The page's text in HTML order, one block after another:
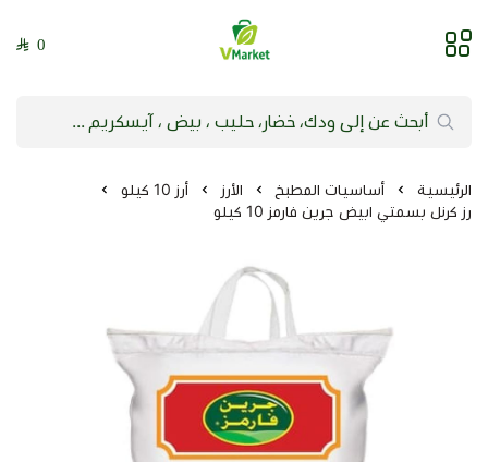
فيلج ماركت | VMarket
0
الرئيسية أساسيات المطبخ الأرز
أرز 10 كيلو
رز كرنل بسمتي ابيض جرين فارمز 10 كيلو